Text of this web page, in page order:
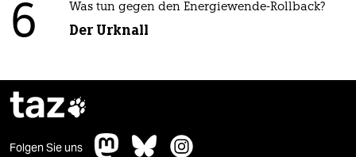
6 Was tun gegen den Energiewende-Rollback?
Der Urknall
taz
Folgen Sie uns